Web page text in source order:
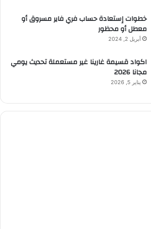
خطوات إستعادة حساب فري فاير مسروق أو
معطل أو محظور
أبريل 2, 2024
اكواد قسيمة غارينا غير مستعملة تحديث يومي
مجانا 2026
يناير 5, 2026